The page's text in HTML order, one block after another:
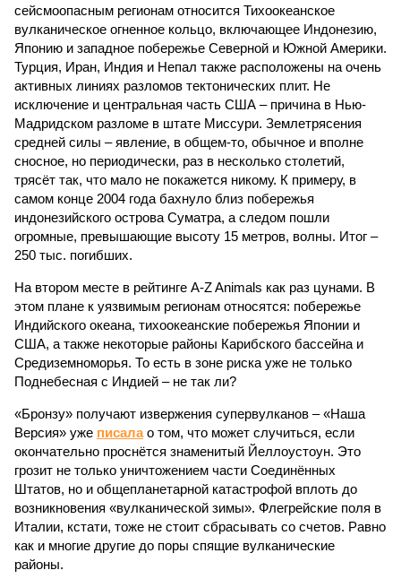
сейсмоопасным регионам относится Тихоокеанское
вулканическое огненное кольцо, включающее Индонезию,
Японию и западное побережье Северной и Южной Америки.
Турция, Иран, Индия и Непал также расположены на очень
активных линиях разломов тектонических плит. Не
исключение и центральная часть США – причина в Нью-
Мадридском разломе в штате Миссури. Землетрясения
средней силы – явление, в общем-то, обычное и вполне
сносное, но периодически, раз в несколько столетий,
трясёт так, что мало не покажется никому. К примеру, в
самом конце 2004 года бахнуло близ побережья
индонезийского острова Суматра, а следом пошли
огромные, превышающие высоту 15 метров, волны. Итог –
250 тыс. погибших.
На втором месте в рейтинге A-Z Animals как раз цунами. В
этом плане к уязвимым регионам относятся: побережье
Индийского океана, тихо­океанские побережья Японии и
США, а также некоторые районы Карибского бассейна и
Средиземноморья. То есть в зоне риска уже не только
Поднебесная с Индией – не так ли?
«Бронзу» получают извержения супервулканов – «Наша
Версия» уже писалао том, что может случиться, если
окончательно проснётся знаменитый Йеллоустоун. Это
грозит не только уничтожением части Соединённых
Штатов, но и общепланетарной катастрофой вплоть до
возникновения «вулканической зимы». Флегрейские поля в
Италии, кстати, тоже не стоит сбрасывать со счетов. Равно
как и многие другие до поры спящие вулканические
районы.